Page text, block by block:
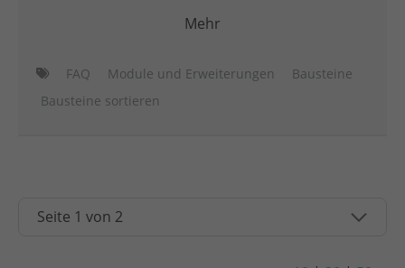
Mehr
FAQ Module und Erweiterungen
Bausteine
Bausteine sortieren